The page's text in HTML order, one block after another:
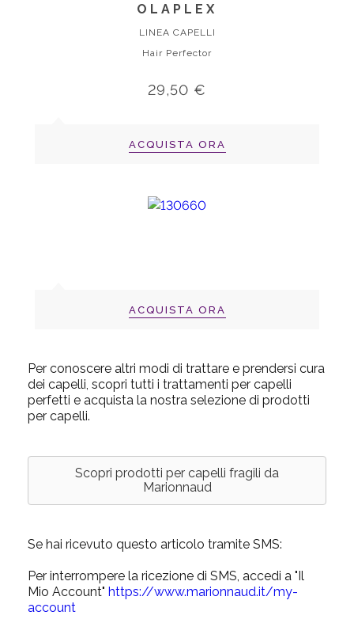
OLAPLEX
LINEA CAPELLI
Hair Perfector
29,50 €
ACQUISTA ORA
ACQUISTA ORA
Per conoscere altri modi di trattare e prendersi cura
dei capelli, scopri tutti i trattamenti per capelli
perfetti e acquista la nostra selezione di prodotti
per capelli.
Scopri prodotti per capelli fragili da
Marionnaud
Se hai ricevuto questo articolo tramite SMS:
Per interrompere la ricezione di SMS, accedi a "Il
Mio Account" https://www.marionnaud.it/my-
account